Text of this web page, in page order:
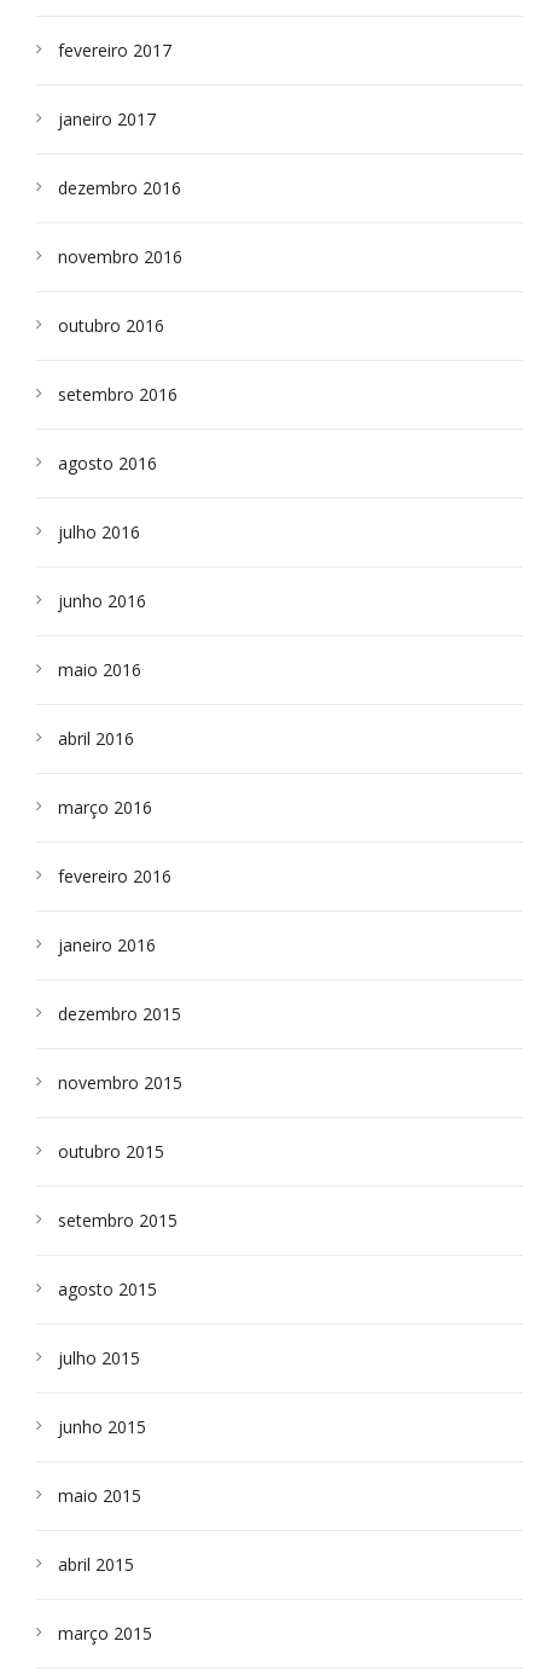
fevereiro 2017
janeiro 2017
dezembro 2016
novembro 2016
outubro 2016
setembro 2016
agosto 2016
julho 2016
junho 2016
maio 2016
abril 2016
março 2016
fevereiro 2016
janeiro 2016
dezembro 2015
novembro 2015
outubro 2015
setembro 2015
agosto 2015
julho 2015
junho 2015
maio 2015
abril 2015
março 2015